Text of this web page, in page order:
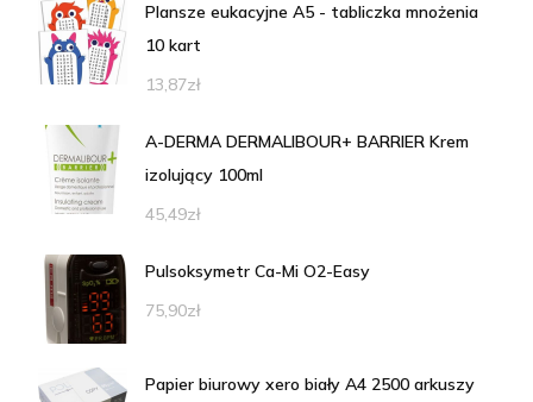
Plansze eukacyjne A5 - tabliczka mnożenia
10 kart
13,87zł
A-DERMA DERMALIBOUR+ BARRIER Krem
izolujący 100ml
45,49zł
Pulsoksymetr Ca-Mi O2-Easy
75,90zł
Papier biurowy xero biały A4 2500 arkuszy